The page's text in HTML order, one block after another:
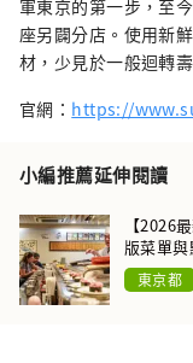
軍東京的第一步，至
座另闢分店。使用新
材，少見於一般迴轉
官網： https://
小編推薦延伸閱讀
【2026
版菜單
東京都